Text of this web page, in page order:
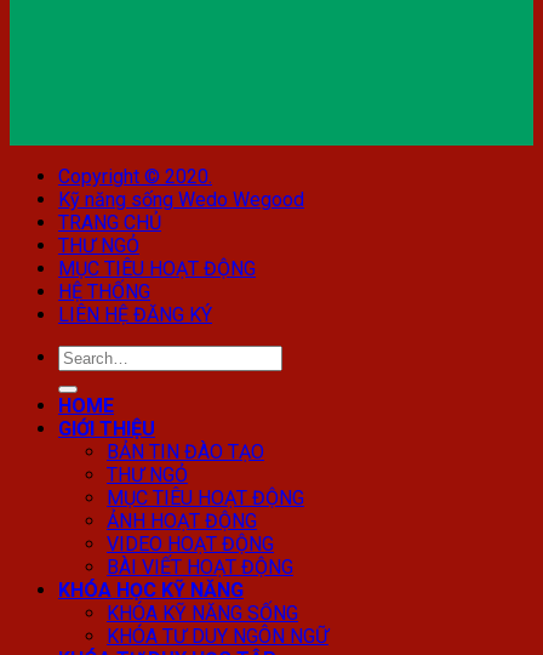
Copyright © 2020.
Kỹ năng sống Wedo Wegood
TRANG CHỦ
THƯ NGỎ
MỤC TIÊU HOẠT ĐỘNG
HỆ THỐNG
LIÊN HỆ ĐĂNG KÝ
HOME
GIỚI THIỆU
BẢN TIN ĐÀO TẠO
THƯ NGỎ
MỤC TIÊU HOẠT ĐỘNG
ẢNH HOẠT ĐỘNG
VIDEO HOẠT ĐỘNG
BÀI VIẾT HOẠT ĐỘNG
KHÓA HỌC KỸ NĂNG
KHÓA KỸ NĂNG SỐNG
KHÓA TƯ DUY NGÔN NGỮ